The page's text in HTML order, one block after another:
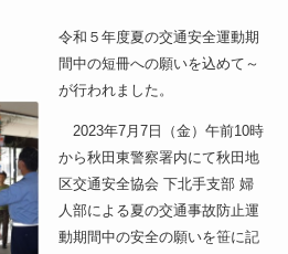
令和５年度夏の交通安全運動期
間中の短冊への願いを込めて～
が行われました。
2023年7月7日（金）午前10時
から秋田東警察署内にて秋田地
区交通安全協会 下北手支部 婦
人部による夏の交通事故防止運
動期間中の安全の願いを笹に記